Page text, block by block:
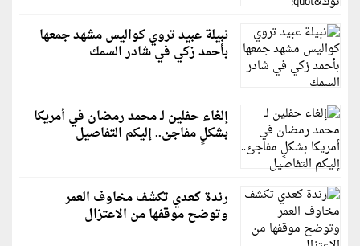
نبيلة عبيد تروي كواليس مشهد جمعها
بأحمد زكي في شادر السمك
إلغاء حفلين لـ محمد رمضان في أمريكا
بشكلٍ مفاجئ.. إليكم التفاصيل
رندة كعدي تكشف مخاوف العمر
وتوضح موقفها من الاعتزال